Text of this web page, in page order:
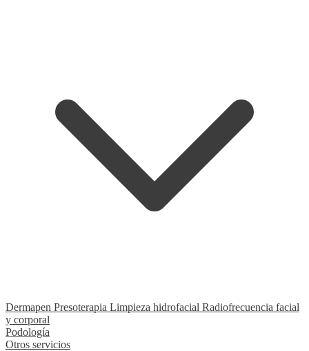
Dermapen Presoterapia Limpieza hidrofacial Radiofrecuencia facial
y corporal
Podología
Otros servicios